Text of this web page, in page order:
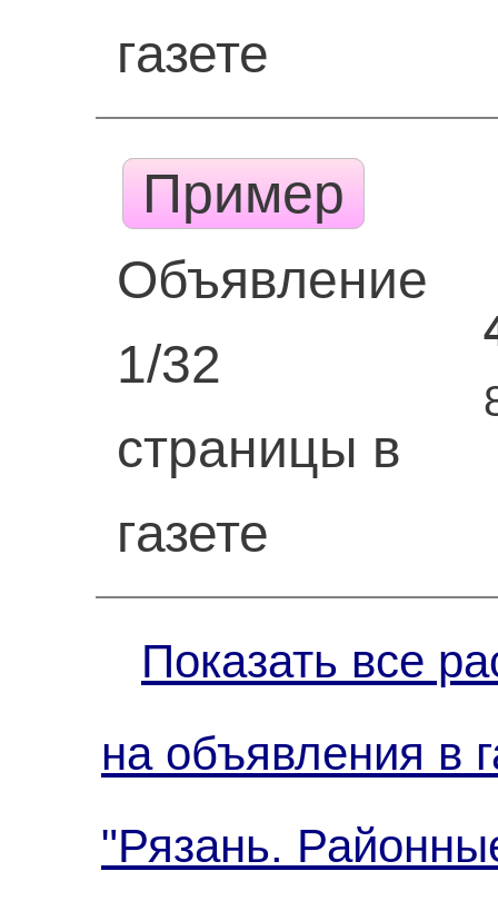
газете
Пример
Объявление
1/32
страницы в
газете
Показать все
на объявления в
"Рязань.